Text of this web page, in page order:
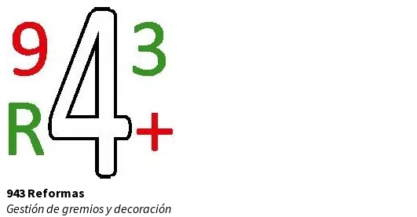
943 Reformas
Gestión de gremios y decoración